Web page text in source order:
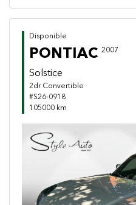
Disponible
PONTIAC 2007
Solstice
2dr Convertible
#S26-0918
105000 km